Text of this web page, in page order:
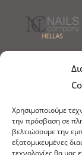
Χρησιμοποιούμε
την πρόσβαση σε
βελτιώσουμε την
εξατομικευμένες
τεχνολογίες θα μας
Τρόποι
Εμπόριο
άκρων και